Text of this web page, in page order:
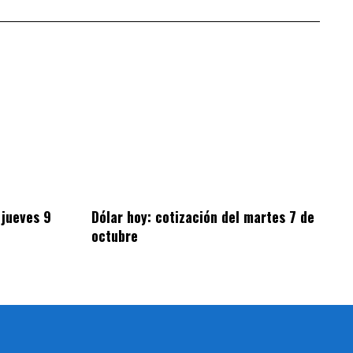
9
Dólar hoy: cotización del martes 7 de
octubre